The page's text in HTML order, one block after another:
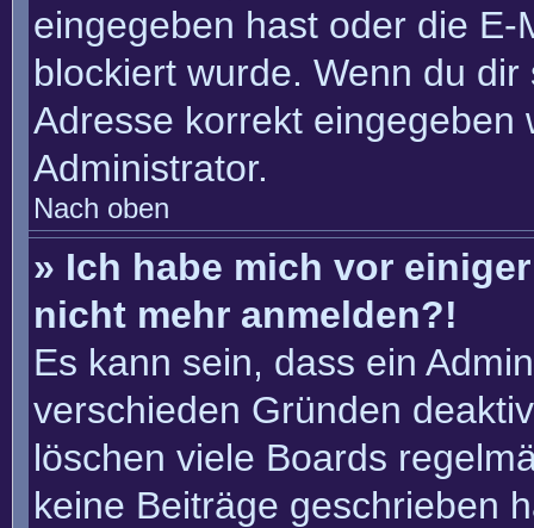
eingegeben hast oder die
blockiert wurde. Wenn du
Adresse korrekt
Administrator.
Nach oben
» Ich habe mich vor
nicht mehr anmelden?!
Es kann sein, dass ein
verschieden Gründen
löschen viele Boards
keine Beiträge geschrieben